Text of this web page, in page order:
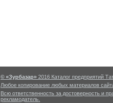
© «Зурбазар» 2016 Каталог предприятий
Любое копирование любых материалов
Всю ответственность за достоверность и
рекламодатель.